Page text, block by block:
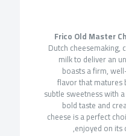
Frico Old Master
Dutch cheesemaking,
milk to deliver an
boasts a firm,
flavor that matures
subtle sweetness with
bold taste and
cheese is a perfect
enjoyed on its